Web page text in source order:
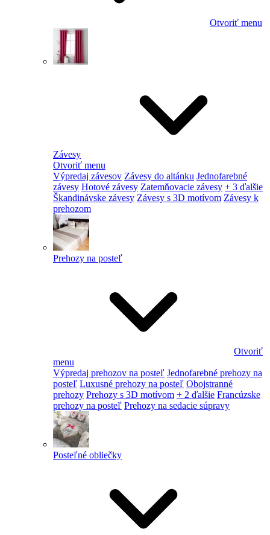
Otvoriť menu
Závesy
Otvoriť menu
Výpredaj závesov Závesy do altánku Jednofarebné
závesy Hotové závesy Zatemňovacie závesy + 3 ďalšie
Škandinávske závesy Závesy s 3D motívom Závesy k
prehozom
Prehozy na posteľ
Otvoriť
menu
Výpredaj prehozov na posteľ Jednofarebné prehozy na
posteľ Luxusné prehozy na posteľ Obojstranné
prehozy Prehozy s 3D motívom + 2 ďalšie Francúzske
prehozy na posteľ Prehozy na sedacie súpravy
Posteľné obliečky